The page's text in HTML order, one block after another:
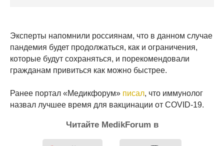
Эксперты напомнили россиянам, что в данном случае
пандемия будет продолжаться, как и ограничения,
которые будут сохраняться, и порекомендовали
гражданам привиться как можно быстрее.
Ранее портал «Медикфорум» писал, что иммунолог
назвал лучшее время для вакцинации от COVID-19.
Читайте MedikForum в